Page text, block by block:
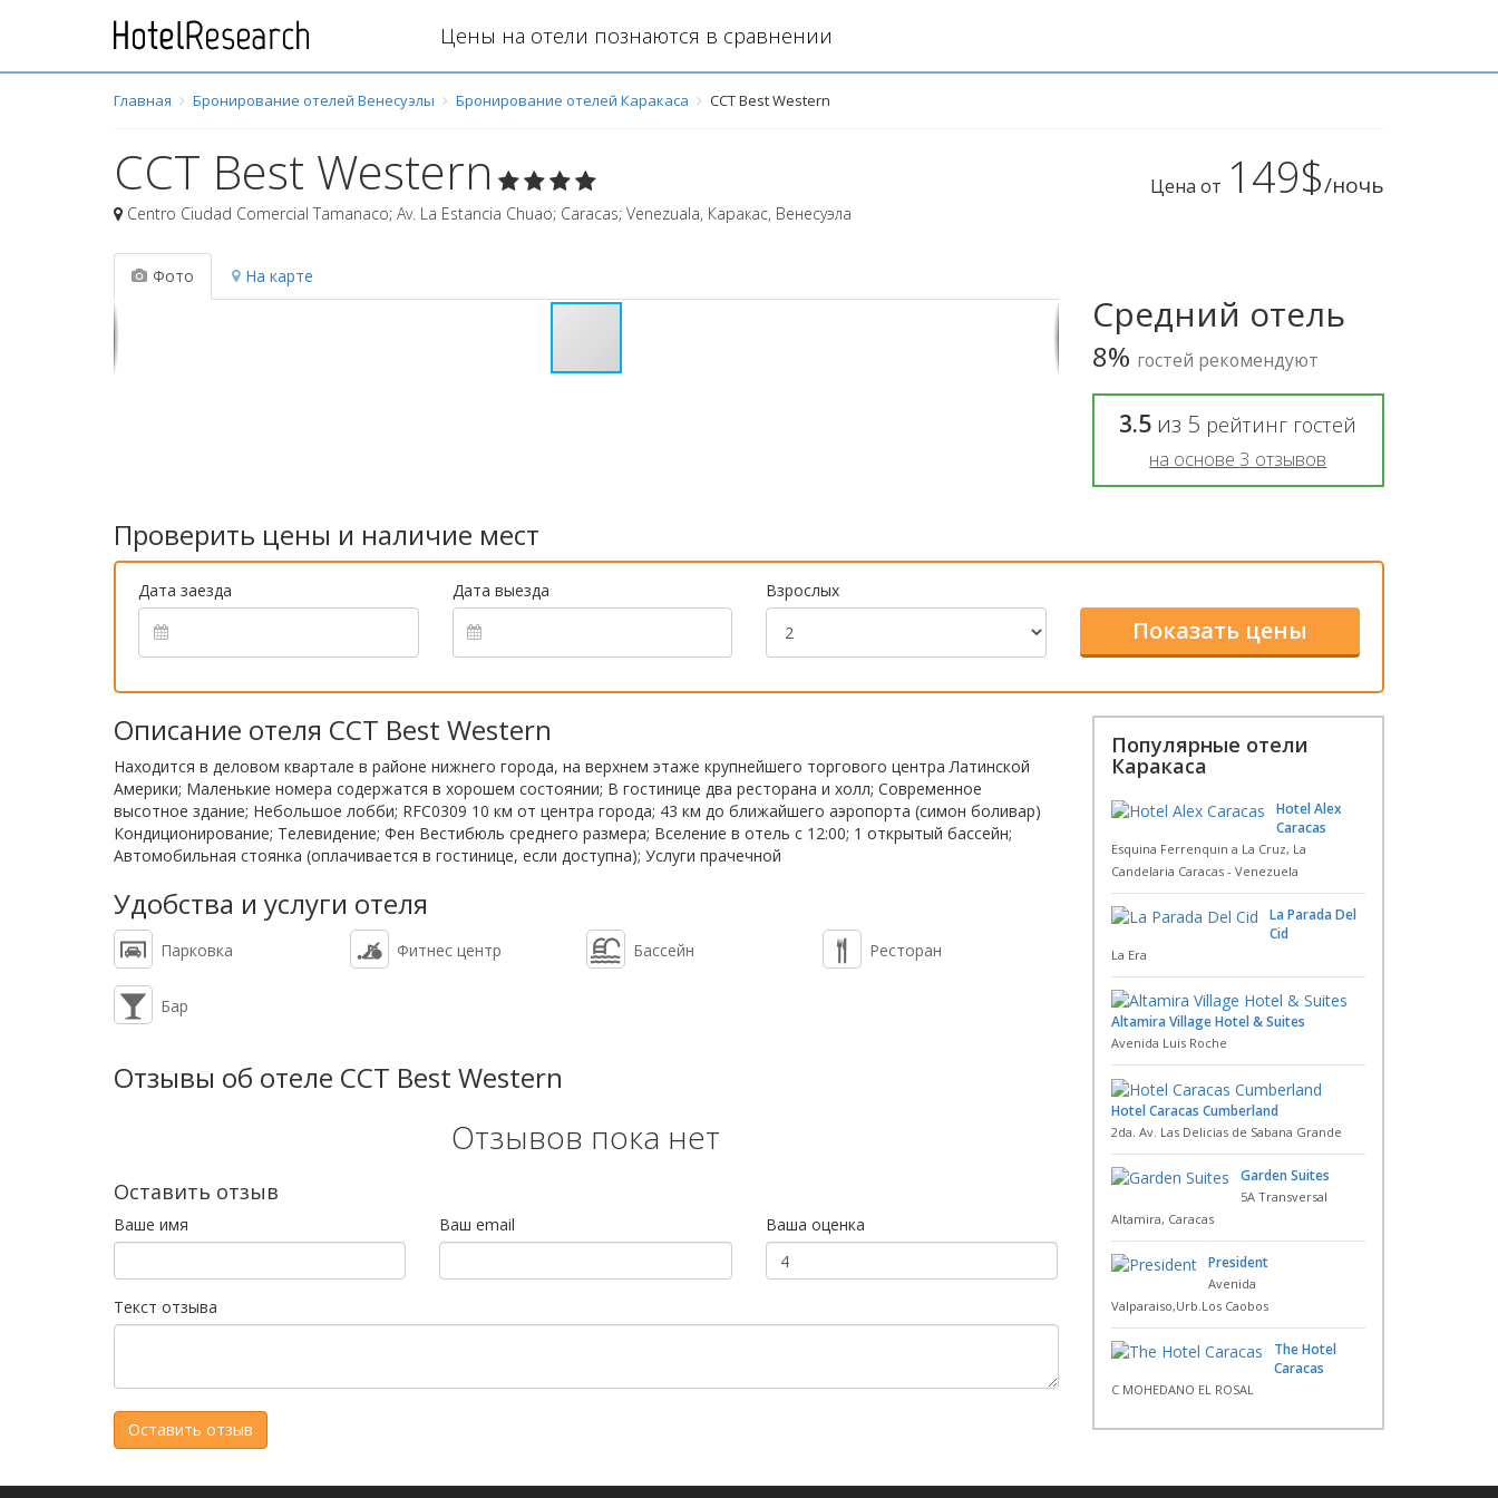
Цены на отели познаются в сравнении
Главная Бронирование отелей Венесуэлы Бронирование отелей Каракаса CCT Best Western
CCT Best Western
Centro Ciudad Comercial Tamanaco; Av. La Estancia Chuao; Caracas; Venezuala, Каракас, Венесуэла
Цена от 149$/ночь
Фото На карте
Средний отель
8% гостей рекомендуют
3.5 из 5 рейтинг гостей
на основе3 отзывов
Проверить цены и наличие мест
Дата заезда Дата выезда Взрослых
Описание отеля CCT Best Western
Находится в деловом квартале в районе нижнего города, на верхнем этаже крупнейшего торгового центра Латинской
Америки; Маленькие номера содержатся в хорошем состоянии; В гостинице два ресторана и холл; Современное
высотное здание; Небольшое лобби; RFC0309 10 км от центра города; 43 км до ближайшего аэропорта (симон боливар)
Кондиционирование; Телевидение; Фен Вестибюль среднего размера; Вселение в отель с 12:00; 1 открытый бассейн;
Автомобильная стоянка (оплачивается в гостинице, если доступна); Услуги прачечной
Удобства и услуги отеля
Парковка Фитнес центр Бассейн Ресторан
Бар
Отзывы об отеле CCT Best Western
Отзывов пока нет
Оставить отзыв
Ваше имя Ваш email Ваша оценка
Текст отзыва
Популярные отели
Каракаса
Hotel Alex
Caracas
Esquina Ferrenquin a La Cruz, La
Candelaria Caracas - Venezuela
La Parada Del
Cid
La Era
Altamira Village Hotel & Suites
Avenida Luis Roche
Hotel Caracas Cumberland
2da. Av. Las Delicias de Sabana Grande
Garden Suites
5A Transversal
Altamira, Caracas
President
Avenida
Valparaiso,Urb.Los Caobos
The Hotel
Caracas
C MOHEDANO EL ROSAL